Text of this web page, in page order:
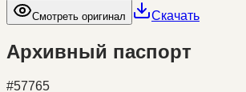
Смотреть оригинал Скачать
Архивный паспорт
#57765